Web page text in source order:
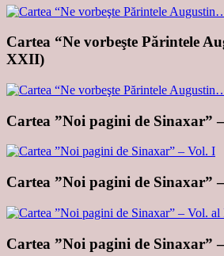
Cartea “Ne vorbeşte Părintele
XXII)
Cartea ”Noi pagini de Sinaxar”
Cartea ”Noi pagini de Sinaxar”
Cartea ”Noi pagini de Sinaxar”